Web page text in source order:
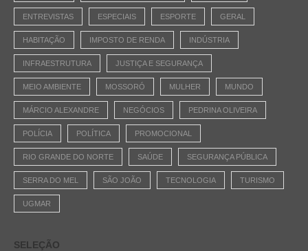
ENTREVISTAS ESPECIAIS ESPORTE GERAL
HABITAÇÃO IMPOSTO DE RENDA INDÚSTRIA
INFRAESTRUTURA JUSTIÇA E SEGURANÇA
MEIO AMBIENTE MOSSORÓ MULHER MUNDO
MÁRCIO ALEXANDRE NEGÓCIOS PEDRINA OLIVEIRA
POLÍCIA POLÍTICA PROMOCIONAL
RIO GRANDE DO NORTE SAÚDE SEGURANÇA PÚBLICA
SERRA DO MEL SÃO JOÃO TECNOLOGIA TURISMO
UGMAR
SELEÇÃO